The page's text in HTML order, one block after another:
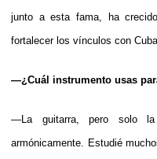
junto a esta fama, ha
fortalecer los vínculos con
—¿Cuál instrumento usas
—La guitarra, pero solo
armónicamente. Estudié